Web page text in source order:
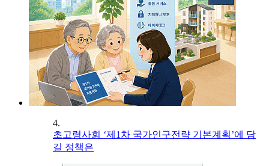
4.
초고령사회 ‘제1차 국가인구전략 기본계획’에 담
길 정책은